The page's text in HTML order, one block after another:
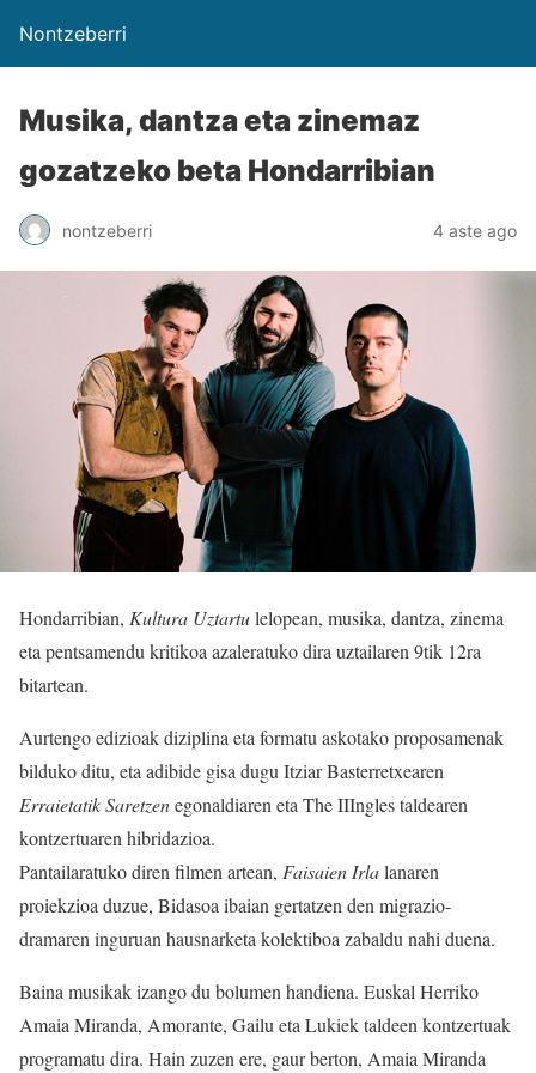
Nontzeberri
Musika, dantza eta zinemaz
gozatzeko beta Hondarribian
nontzeberri 4 aste ago
Hondarribian, Kultura Uztartulelopean, musika, dantza, zinema
eta pentsamendu kritikoa azaleratuko dira uztailaren 9tik 12ra
bitartean.
Aurtengo edizioak diziplina eta formatu askotako proposamenak
bilduko ditu, eta adibide gisa dugu Itziar Basterretxearen
Erraietatik Saretzenegonaldiaren eta The IIIngles taldearen
kontzertuaren hibridazioa.
Pantailaratuko diren filmen artean, Faisaien Irlalanaren
proiekzioa duzue, Bidasoa ibaian gertatzen den migrazio-
dramaren inguruan hausnarketa kolektiboa zabaldu nahi duena.
Baina musikak izango du bolumen handiena. Euskal Herriko
Amaia Miranda, Amorante, Gailu eta Lukiek taldeen kontzertuak
programatu dira. Hain zuzen ere, gaur berton, Amaia Miranda